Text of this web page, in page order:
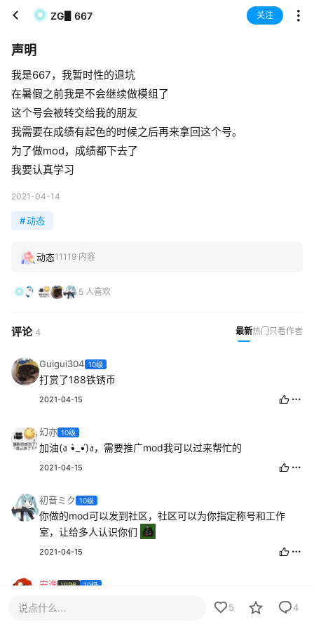
ZG▋667 关注
声明
我是667，我暂时性的退坑
在暑假之前我是不会继续做模组了
这个号会被转交给我的朋友
我需要在成绩有起色的时候之后再来拿回这个号。
为了做mod，成绩都下去了
我要认真学习
2021-04-14
#动态
动态11119 内容
5 人喜欢
评论4 最新热门 只看作者
Guigui304 10级
打赏了188铁锈币
2021-04-15
幻亦 10级
加油(ง •̀_•́)ง，需要推广mod我可以过来帮忙的
2021-04-15
初音ミク 10级
你做的mod可以发到社区，社区可以为你指定称号和工作
室，让给多人认识你们
2021-04-15
安逸 VIP6 10级
说点什么... 5 4